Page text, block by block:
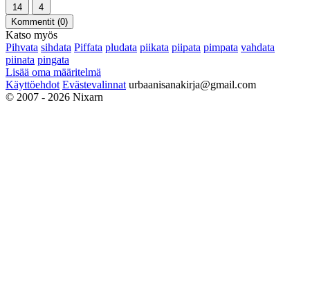
14
4
Kommentit (0)
Katso myös
Pihvata sihdata Piffata pludata piikata piipata pimpata vahdata
piinata pingata
Lisää oma määritelmä
Käyttöehdot Evästevalinnat urbaanisanakirja@gmail.com
© 2007 - 2026 Nixarn